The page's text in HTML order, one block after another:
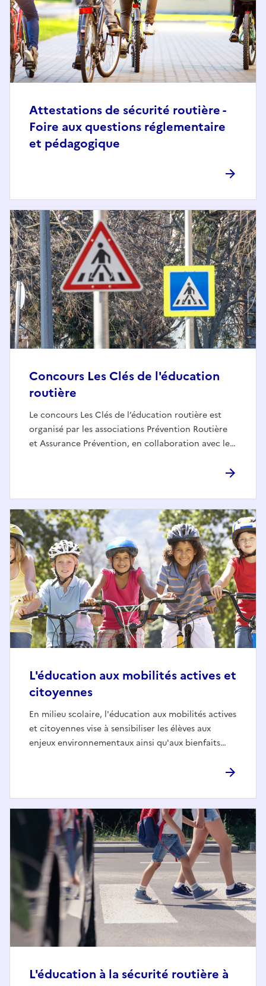
Attestations de sécurité routière -
Foire aux questions réglementaire
et pédagogique
Concours Les Clés de l'éducation
routière
Le concours Les Clés de l’éducation routière est
organisé par les associations Prévention Routière
et Assurance Prévention, en collaboration avec le…
L'éducation aux mobilités actives et
citoyennes
En milieu scolaire, l'éducation aux mobilités actives
et citoyennes vise à sensibiliser les élèves aux
enjeux environnementaux ainsi qu'aux bienfaits…
L'éducation à la sécurité routière à